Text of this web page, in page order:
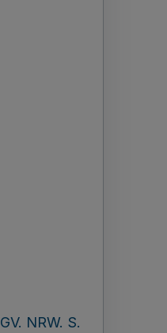
GV. NRW. S.